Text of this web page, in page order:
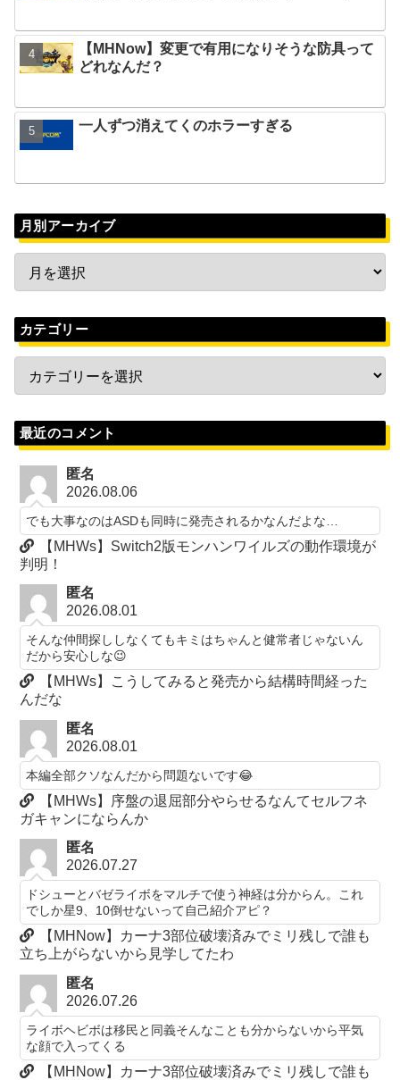
【MHNow】変更で有用になりそうな防具って
どれなんだ？
一人ずつ消えてくのホラーすぎる
月別アーカイブ
カテゴリー
最近のコメント
匿名
2026.08.06
でも大事なのはASDも同時に発売されるかなんだよな…
【MHWs】Switch2版モンハンワイルズの動作環境が
判明！
匿名
2026.08.01
そんな仲間探ししなくてもキミはちゃんと健常者じゃないん
だから安心しな😉
【MHWs】こうしてみると発売から結構時間経った
んだな
匿名
2026.08.01
本編全部クソなんだから問題ないです😂
【MHWs】序盤の退屈部分やらせるなんてセルフネ
ガキャンにならんか
匿名
2026.07.27
ドシューとバゼライボをマルチで使う神経は分からん。これ
でしか星9、10倒せないって自己紹介アピ？
【MHNow】カーナ3部位破壊済みでミリ残しで誰も
立ち上がらないから見学してたわ
匿名
2026.07.26
ライボヘビボは移民と同義そんなことも分からないから平気
な顔で入ってくる
【MHNow】カーナ3部位破壊済みでミリ残しで誰も